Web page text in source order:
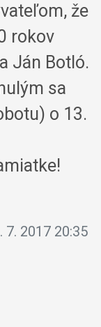
že
rokov
Ján Botló.
sa
o 13.
7. 2017 20:35